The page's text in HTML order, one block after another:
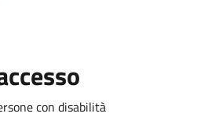
con disabilità